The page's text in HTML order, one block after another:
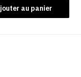
au panier